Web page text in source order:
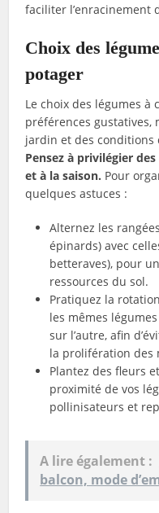
faciliter l’enracinement
Choix des
potager
Le choix des légumes à
préférences gustatives,
jardin et des conditions
Pensez à privilégier
et à la saison. Pour
quelques astuces :
Alternez les
épinards) avec
betteraves), pour
ressources du sol.
Pratiquez la
les mêmes
sur l’autre, afin
la prolifération des
Plantez des fleurs
proximité de vos
pollinisateurs et
A lire également :
balcon, mode